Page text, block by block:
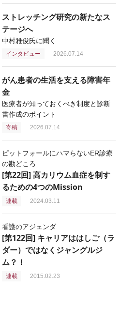
ストレッチング研究の新たなス
テージへ
中村雅俊氏に聞く
インタビュー 2026.07.14
がん患者の生活を支える障害年
金
医療者が知っておくべき制度と診断
書作成のポイント
寄稿 2026.07.14
ピットフォールにハマらないER診療
の勘どころ
[第22回] 高カリウム血症を制す
るための4つのMission
連載 2024.03.11
看護のアジェンダ
[第122回] キャリアははしご（ラ
ダー）ではなくジャングルジ
ム？！
連載 2015.02.23